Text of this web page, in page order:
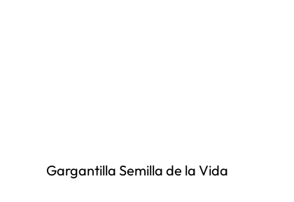
Gargantilla Semilla de la Vida